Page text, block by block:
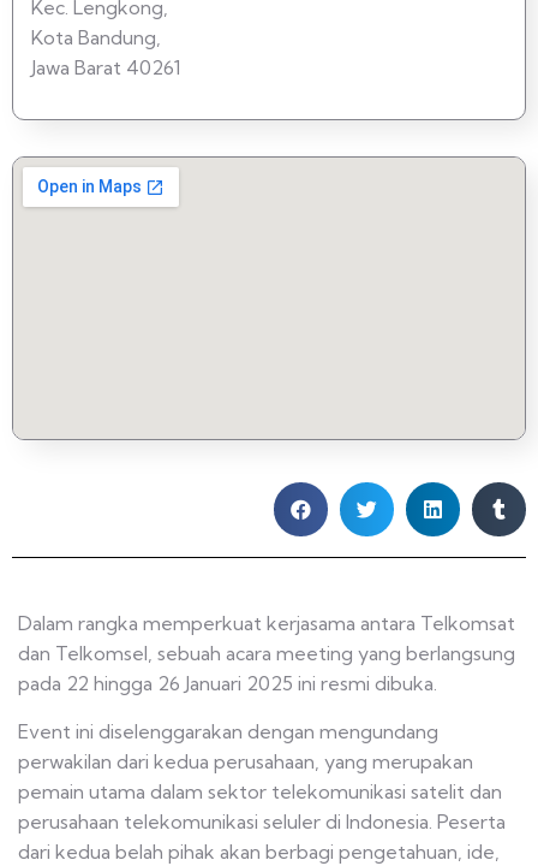
Kec. Lengkong,
Kota Bandung,
Jawa Barat 40261
Dalam rangka memperkuat kerjasama antara Telkomsat
dan Telkomsel, sebuah acara meeting yang berlangsung
pada 22 hingga 26 Januari 2025 ini resmi dibuka.
Event ini diselenggarakan dengan mengundang
perwakilan dari kedua perusahaan, yang merupakan
pemain utama dalam sektor telekomunikasi satelit dan
perusahaan telekomunikasi seluler di Indonesia. Peserta
dari kedua belah pihak akan berbagi pengetahuan, ide,